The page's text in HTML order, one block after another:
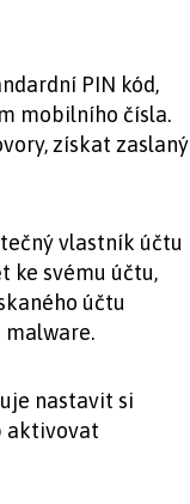
PIN kód,
mobilního čísla.
získat zaslaný
vlastník účtu
ke svému účtu,
účtu
nastavit si
aktivovat